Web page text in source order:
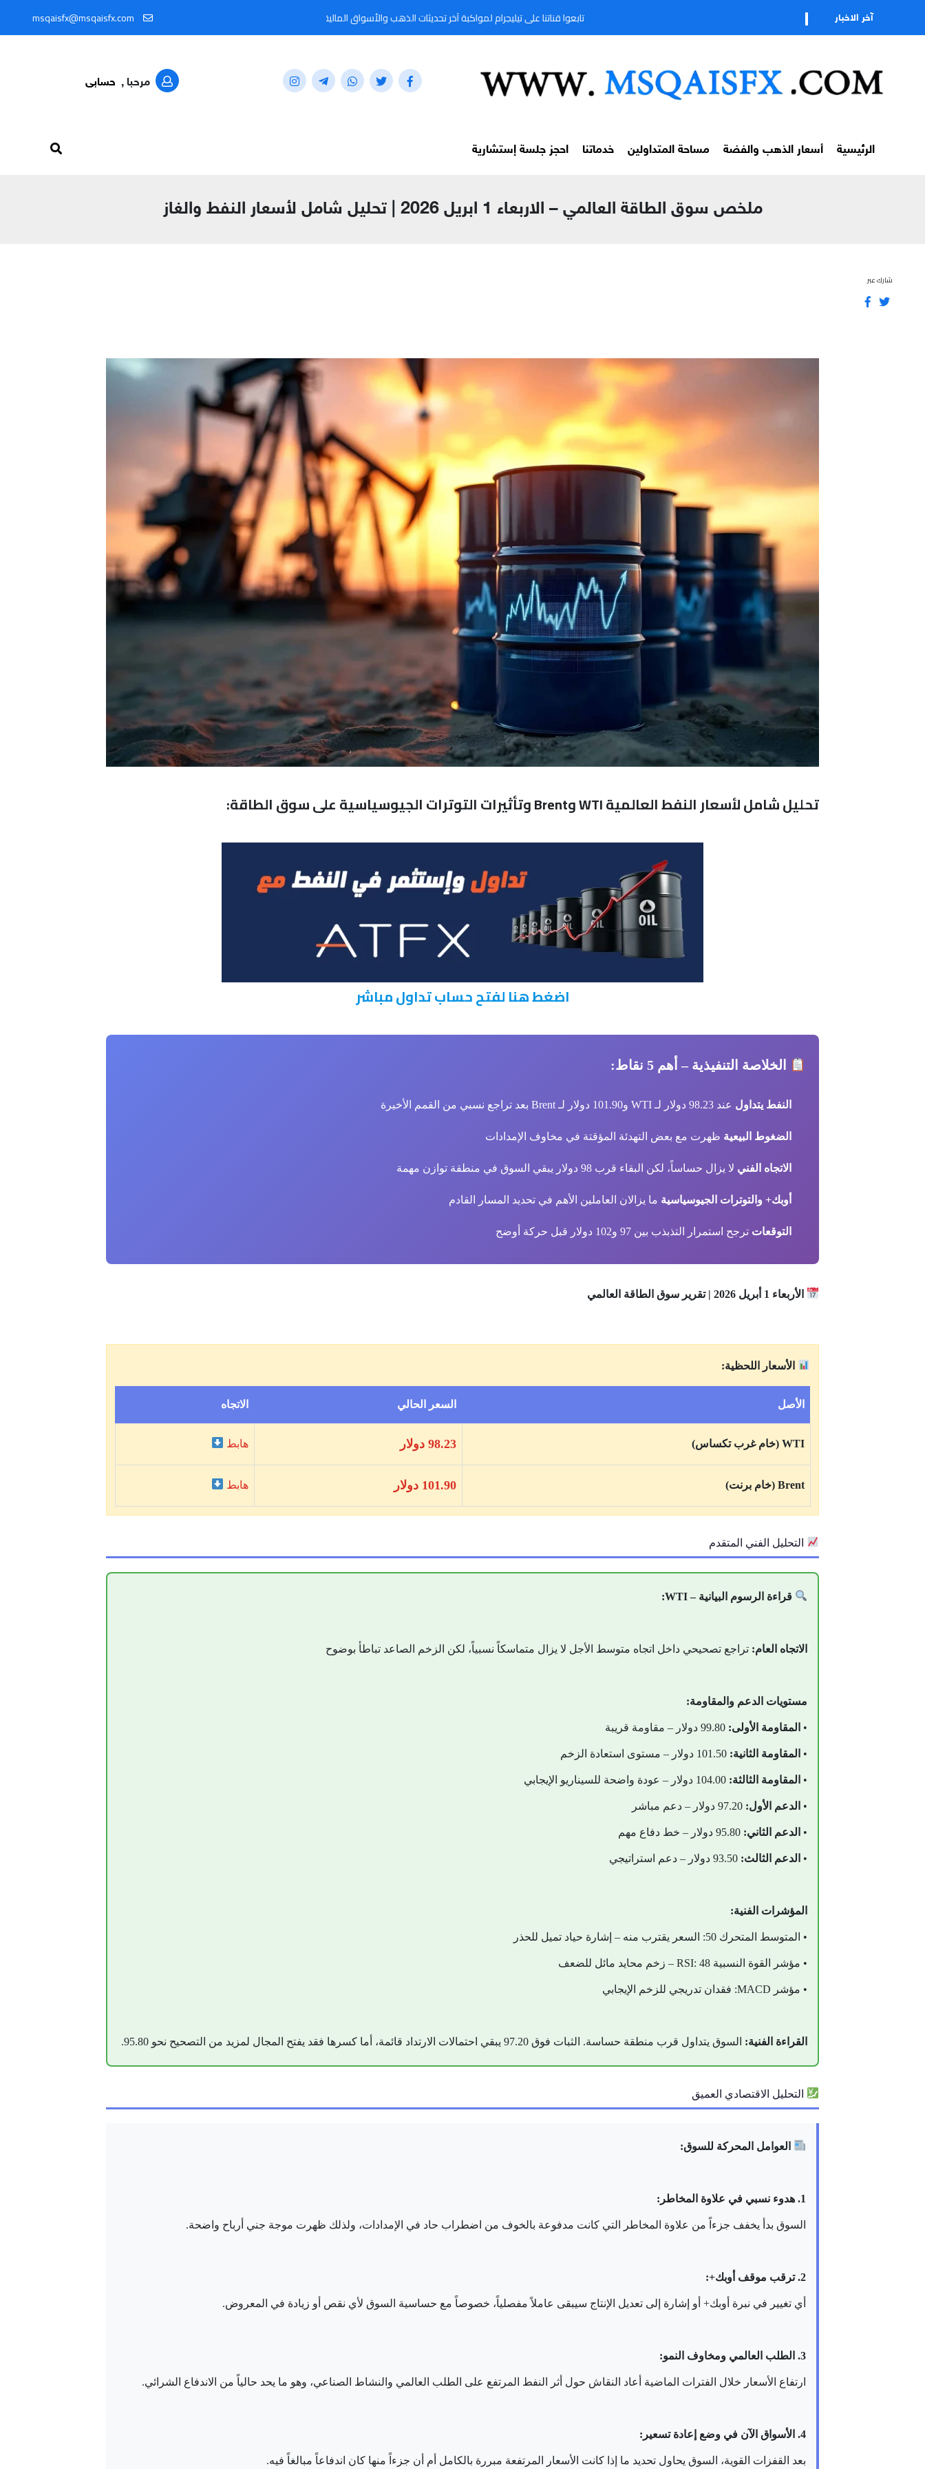
آخر الاخبار تابعوا قناتنا على تيليجرام لمواكبة آخر تحديثات الذهب والأسواق المالية لحظة بلحظة من خلال المعرّف: @MSQAISFX91 msqaisfx@msqaisfx.com
مرحبا , حسابى
الرئيسية أسعار الذهب والفضة مساحة المتداولين خدماتنا احجز جلسة إستشارية
ملخص سوق الطاقة العالمي – الاربعاء 1 ابريل 2026 | تحليل شامل لأسعار النفط والغاز
شارك عبر
تحليل شامل لأسعار النفط العالمية WTI وBrent وتأثيرات التوترات الجيوسياسية على سوق الطاقة:
اضغط هنا لفتح حساب تداول مباشر
الخلاصة التنفيذية – أهم 5 نقاط:
النفط يتداول عند 98.23 دولار لـ WTI و101.90 دولار لـ Brent بعد تراجع نسبي من القمم الأخيرة
الضغوط البيعية ظهرت مع بعض التهدئة المؤقتة في مخاوف الإمدادات
الاتجاه الفني لا يزال حساساً، لكن البقاء قرب 98 دولار يبقي السوق في منطقة توازن مهمة
أوبك+ والتوترات الجيوسياسية ما يزالان العاملين الأهم في تحديد المسار القادم
التوقعات ترجح استمرار التذبذب بين 97 و102 دولار قبل حركة أوضح
الأربعاء 1 أبريل 2026 | تقرير سوق الطاقة العالمي
الأسعار اللحظية:
الأصل السعر الحالي الاتجاه
WTI (خام غرب تكساس) 98.23 دولار هابط
Brent (خام برنت) 101.90 دولار هابط
التحليل الفني المتقدم
قراءة الرسوم البيانية – WTI:
الاتجاه العام: تراجع تصحيحي داخل اتجاه متوسط الأجل لا يزال متماسكاً نسبياً، لكن الزخم الصاعد تباطأ بوضوح
مستويات الدعم والمقاومة:
• المقاومة الأولى:
• المقاومة الثانية:
• المقاومة الثالثة:
• الدعم الأول:
• الدعم الثاني:
• الدعم الثالث:
المؤشرات الفنية:
• المتوسط المتحرك 50: السعر يقترب منه – إشارة حياد تميل للحذر
• مؤشر القوة النسبية RSI: 48 – زخم محايد مائل للضعف
• مؤشر MACD: فقدان تدريجي للزخم الإيجابي
القراءة الفنية: السوق يتداول قرب منطقة حساسة. الثبات فوق 97.20 يبقي احتمالات الارتداد قائمة، أما كسرها فقد يفتح المجال لمزيد من التصحيح نحو 95.80.
التحليل الاقتصادي العميق
العوامل المحركة للسوق:
1. هدوء نسبي في علاوة المخاطر:
السوق بدأ يخفف جزءاً من علاوة المخاطر التي كانت مدفوعة بالخوف من اضطراب حاد في الإمدادات، ولذلك ظهرت موجة جني أرباح واضحة.
2. ترقب موقف أوبك+:
أي تغيير في نبرة أوبك+ أو إشارة إلى تعديل الإنتاج سيبقى عاملاً مفصلياً، خصوصاً مع حساسية السوق لأي نقص أو زيادة في المعروض.
3. الطلب العالمي ومخاوف النمو:
ارتفاع الأسعار خلال الفترات الماضية أعاد النقاش حول أثر النفط المرتفع على الطلب العالمي والنشاط الصناعي، وهو ما يحد حالياً من الاندفاع الشرائي.
4. الأسواق الآن في وضع إعادة تسعير:
بعد القفزات القوية، السوق يحاول تحديد ما إذا كانت الأسعار المرتفعة مبررة بالكامل أم أن جزءاً منها كان اندفاعاً مبالغاً فيه.